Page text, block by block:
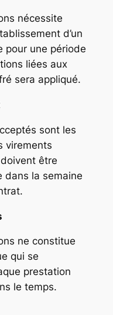
nécessite
d’un
pour une période
liées aux
sera appliqué.
sont les
virements
être
dans la semaine
ne constitue
qui se
prestation
le temps.